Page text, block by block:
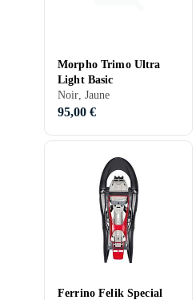
Morpho Trimo Ultra
Light Basic
Noir, Jaune
95,00 €
Ferrino Felik Special